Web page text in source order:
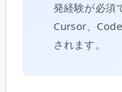
発経験が必須
Cursor、
されます。